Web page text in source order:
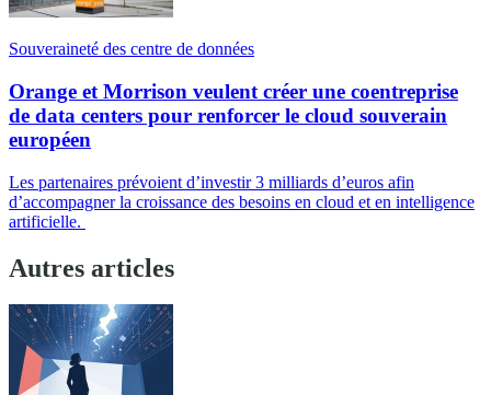
Souveraineté des centre de données
Orange et Morrison veulent créer une coentreprise
de data centers pour renforcer le cloud souverain
européen
Les partenaires prévoient d’investir 3 milliards d’euros afin
d’accompagner la croissance des besoins en cloud et en intelligence
artificielle.
Autres articles